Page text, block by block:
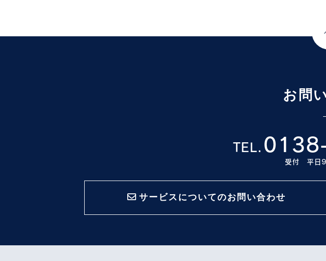
お問
TEL.
受付 平日
サービスについてのお問い合わせ